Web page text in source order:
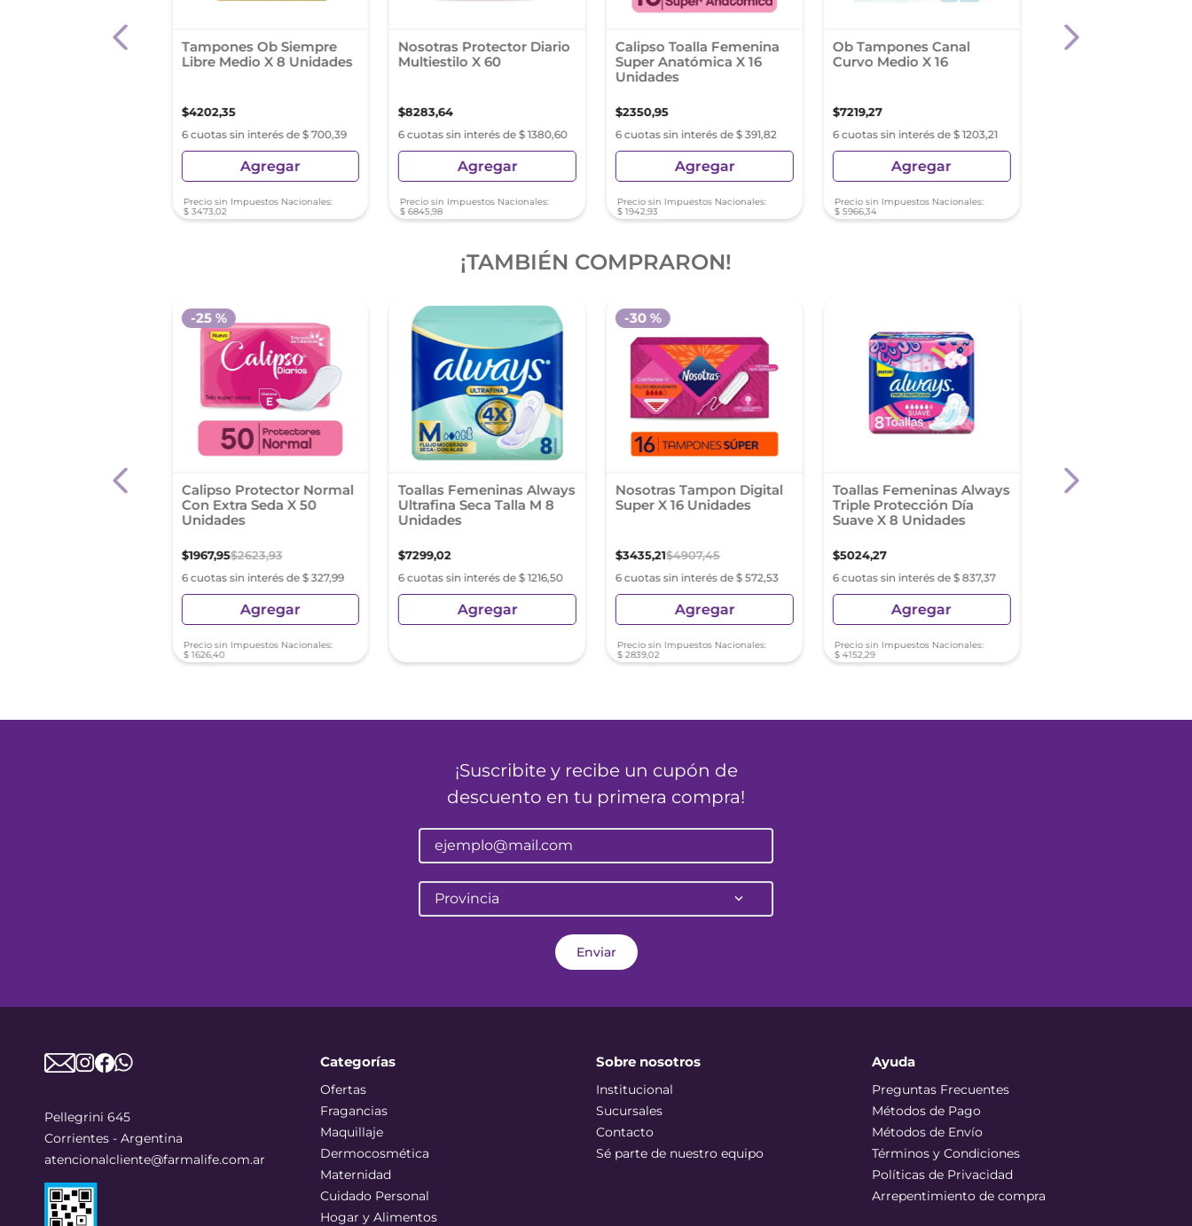
Femenina Siempre
Tampones Ob Siempre
Libre Medio X 8 Unidades
$4202,35
6 cuotas sin interés de $ 700,39
Agregar
Precio sin Impuestos Nacionales:
$ 3473,02
Nosotras Protector Diario
Multiestilo X 60
$8283,64
6 cuotas sin interés de $ 1380,60
Agregar
Precio sin Impuestos Nacionales:
$ 6845,98
Calipso Toalla Femenina
Super Anatómica X 16
Unidades
$2350,95
6 cuotas sin interés de $ 391,82
Agregar
Precio sin Impuestos Nacionales:
$ 1942,93
Ob Tampones Canal
Curvo Medio X 16
$7219,27
6 cuotas sin interés de $ 1203,21
Agregar
Precio sin Impuestos Nacionales:
$ 5966,34
Nosotras Tampon
¡TAMBIÉN COMPRARON!
Femenina Carefree
Calipso Protector Normal
Con Extra Seda X 50
Unidades
$1967,95$2623,93
6 cuotas sin interés de $ 327,99
-25 %
Agregar
Precio sin Impuestos Nacionales:
$ 1626,40
Toallas Femeninas Always
Ultrafina Seca Talla M 8
Unidades
$7299,02
6 cuotas sin interés de $ 1216,50
Agregar
Nosotras Tampon Digital
Super X 16 Unidades
$3435,21$4907,45
6 cuotas sin interés de $ 572,53
-30 %
Agregar
Precio sin Impuestos Nacionales:
$ 2839,02
Toallas Femeninas Always
Triple Protección Día
Suave X 8 Unidades
$5024,27
6 cuotas sin interés de $ 837,37
Agregar
Precio sin Impuestos Nacionales:
$ 4152,29
Always Maxi Noche
¡Suscribite y recibe un cupón de
descuento en tu primera compra!
Provincia
Enviar
Pellegrini 645
Corrientes - Argentina
atencionalcliente@farmalife.com.ar
Categorías
Ofertas
Fragancias
Maquillaje
Dermocosmética
Maternidad
Cuidado Personal
Hogar y Alimentos
Sobre nosotros
Institucional
Sucursales
Contacto
Sé parte de nuestro equipo
Ayuda
Preguntas Frecuentes
Métodos de Pago
Métodos de Envío
Términos y Condiciones
Políticas de Privacidad
Arrepentimiento de compra